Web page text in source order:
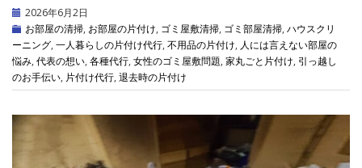
2026年6月2日
お部屋の清掃, お部屋の片付け, ゴミ屋敷清掃, ゴミ部屋清掃, ハウスクリ
ーニング, 一人暮らしの片付け代行, 不用品の片付け, 人には言えない部屋の
悩み, 代表の想い, 各種代行, 女性のゴミ屋敷問題, 家丸ごと片付け, 引っ越し
のお手伝い, 片付け代行, 退去時の片付け